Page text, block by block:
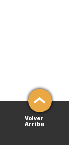
Volver
Arriba